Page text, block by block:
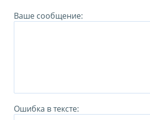
Ваше сообщение:
Ошибка в тексте: